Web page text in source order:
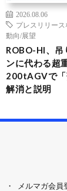
2026.08.06
プレスリリース
動向/展望
ROBO-HI、吊
ンに代わる超
200tAGVで「
解消と説明
メルマガ会員